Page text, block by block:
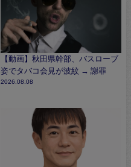
【動画】秋田県幹部、バスローブ
姿でタバコ会見が波紋 → 謝罪
2026.08.08